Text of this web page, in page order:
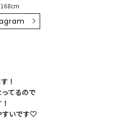
！
てるので
すいです♡